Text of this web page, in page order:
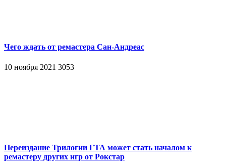
Чего ждать от ремастера Сан-Андреас
10 ноября 2021 3053
Переиздание Трилогии ГТА может стать началом к
ремастеру других игр от Рокстар